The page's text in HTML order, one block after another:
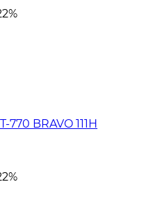
BRAVO 111H